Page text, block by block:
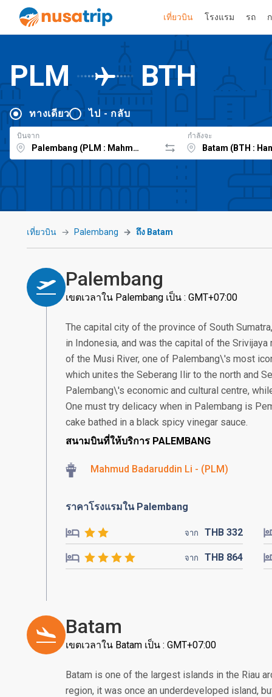
เที่ยวบิน โรงแรม รถ
PLM BTH
ทางเดียว ไป - กลับ
บินจาก กำลังจะ
เที่ยวบิน Palembang ถึง Batam
Palembang
เขตเวลาใน Palembang เป็น : GMT+07:00
The capital city of the province of South
in Indonesia, and was the capital of the
of the Musi River, one of Palembang\'s most
which unites the Seberang Ilir to the north and
Palembang\'s economic and cultural centre,
One must try delicacy when in Palembang is
cake bathed in a black spicy vinegar sauce.
สนามบินที่ให้บริการ PALEMBANG
Mahmud Badaruddin Li - (PLM)
ราคาโรงแรมใน Palembang
จาก THB 332
จาก THB 864
Batam
เขตเวลาใน Batam เป็น : GMT+07:00
Batam is one of the largest islands in the Riau
region, it was once an underdeveloped island,